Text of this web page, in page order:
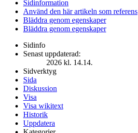
Sidinformation
Använd den här artikeln som referens
Bläddra genom egenskaper
Bläddra genom egenskaper
Sidinfo
Senast uppdaterad:
2026 kl. 14.14.
Sidverktyg
Sida
Diskussion
Visa
Visa wikitext
Historik
Uppdatera